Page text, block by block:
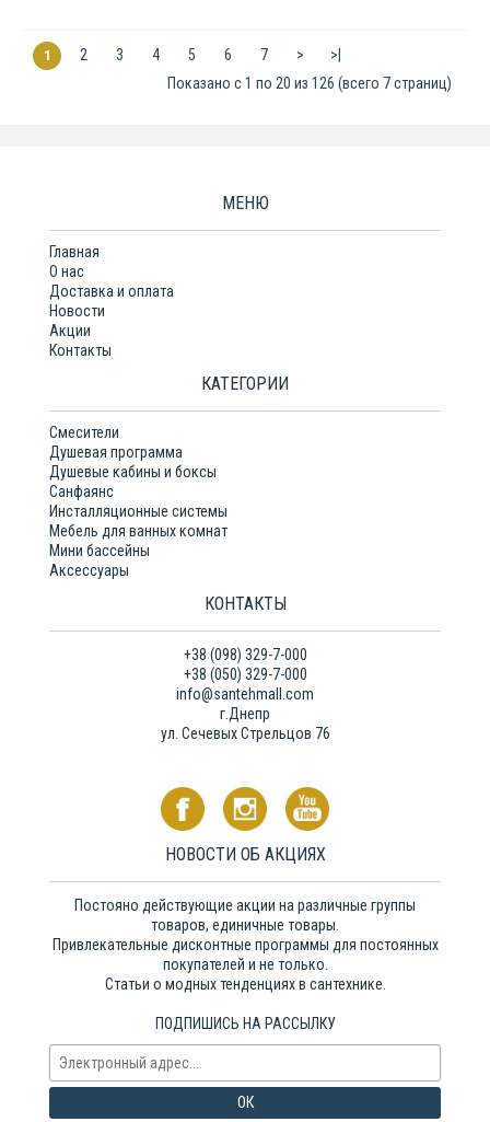
1 2 3 4 5 6 7 >
>|
Показано с 1 по 20 из 126 (всего 7 страниц)
МЕНЮ
Главная
О нас
Доставка и оплата
Новости
Акции
Контакты
КАТЕГОРИИ
Смесители
Душевая программа
Душевые кабины и боксы
Санфаянс
Инсталляционные системы
Мебель для ванных комнат
Мини бассейны
Аксессуары
КОНТАКТЫ
+38 (098) 329-7-000
+38 (050) 329-7-000
info@santehmall.com
г.Днепр
ул. Сечевых Стрельцов 76
НОВОСТИ ОБ АКЦИЯХ
Постояно действующие акции на различные группы
товаров, единичные товары.
Привлекательные дисконтные программы для постоянных
покупателей и не только.
Статьи о модных тенденциях в сантехнике.
ПОДПИШИСЬ НА РАССЫЛКУ
ОК